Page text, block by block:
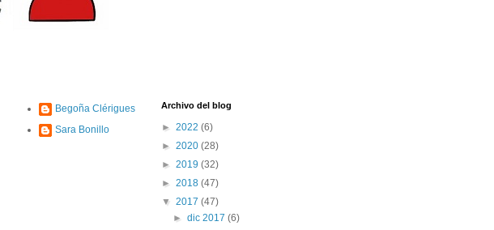
Begoña Clérigues
Sara Bonillo
Archivo del blog
► 2022 (6)
► 2020 (28)
► 2019 (32)
► 2018 (47)
▼ 2017 (47)
►dic 2017(6)